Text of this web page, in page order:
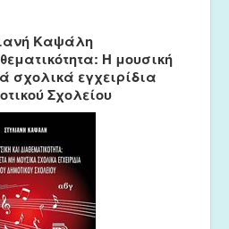
Καψάλη
Η μουσική
σχολικά εγχειρίδια
Σχολείου